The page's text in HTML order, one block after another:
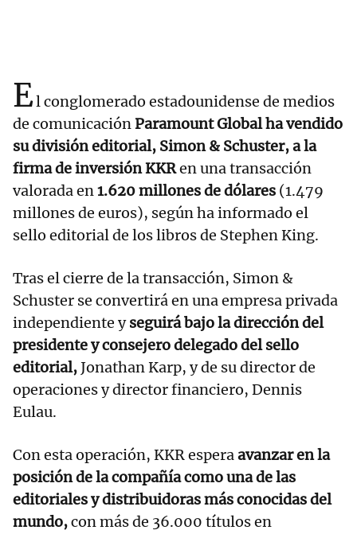
El conglomerado estadounidense de medios
de comunicaciónParamount Global ha vendido
su división editorial, Simon & Schuster, a la
firma de inversión KKRen una transacción
valorada en1.620 millones de dólares (1.479
millones de euros), según ha informado el
sello editorial de los libros de Stephen King.
Tras el cierre de la transacción, Simon &
Schuster se convertirá en una empresa privada
independiente yseguirá bajo la dirección del
presidente y consejero delegado del sello
editorial,Jonathan Karp, y de su director de
operaciones y director financiero, Dennis
Eulau.
Con esta operación, KKR esperaavanzar en la
posición de la compañía como una de las
editoriales y distribuidoras más conocidas del
mundo,con más de 36.000 títulos en